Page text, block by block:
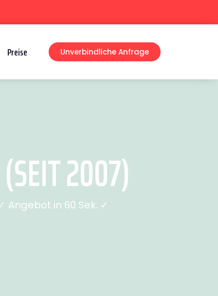
Preise Unverbindliche Anfrage
2007)
Angebot in 60 Sek. ✓